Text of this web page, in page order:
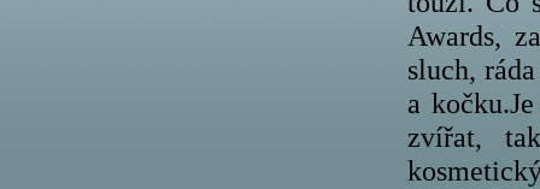
Awards,
sluch,
a
zvířat,